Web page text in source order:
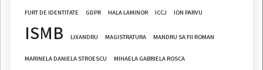
FURT DE IDENTITATE GDPR HALA LAMINOR ICCJ ION PARVU
ISMB LIXANDRU MAGISTRATURA MANDRU SA FII ROMAN
MARINELA DANIELA STROESCU MIHAELA GABRIELA ROSCA